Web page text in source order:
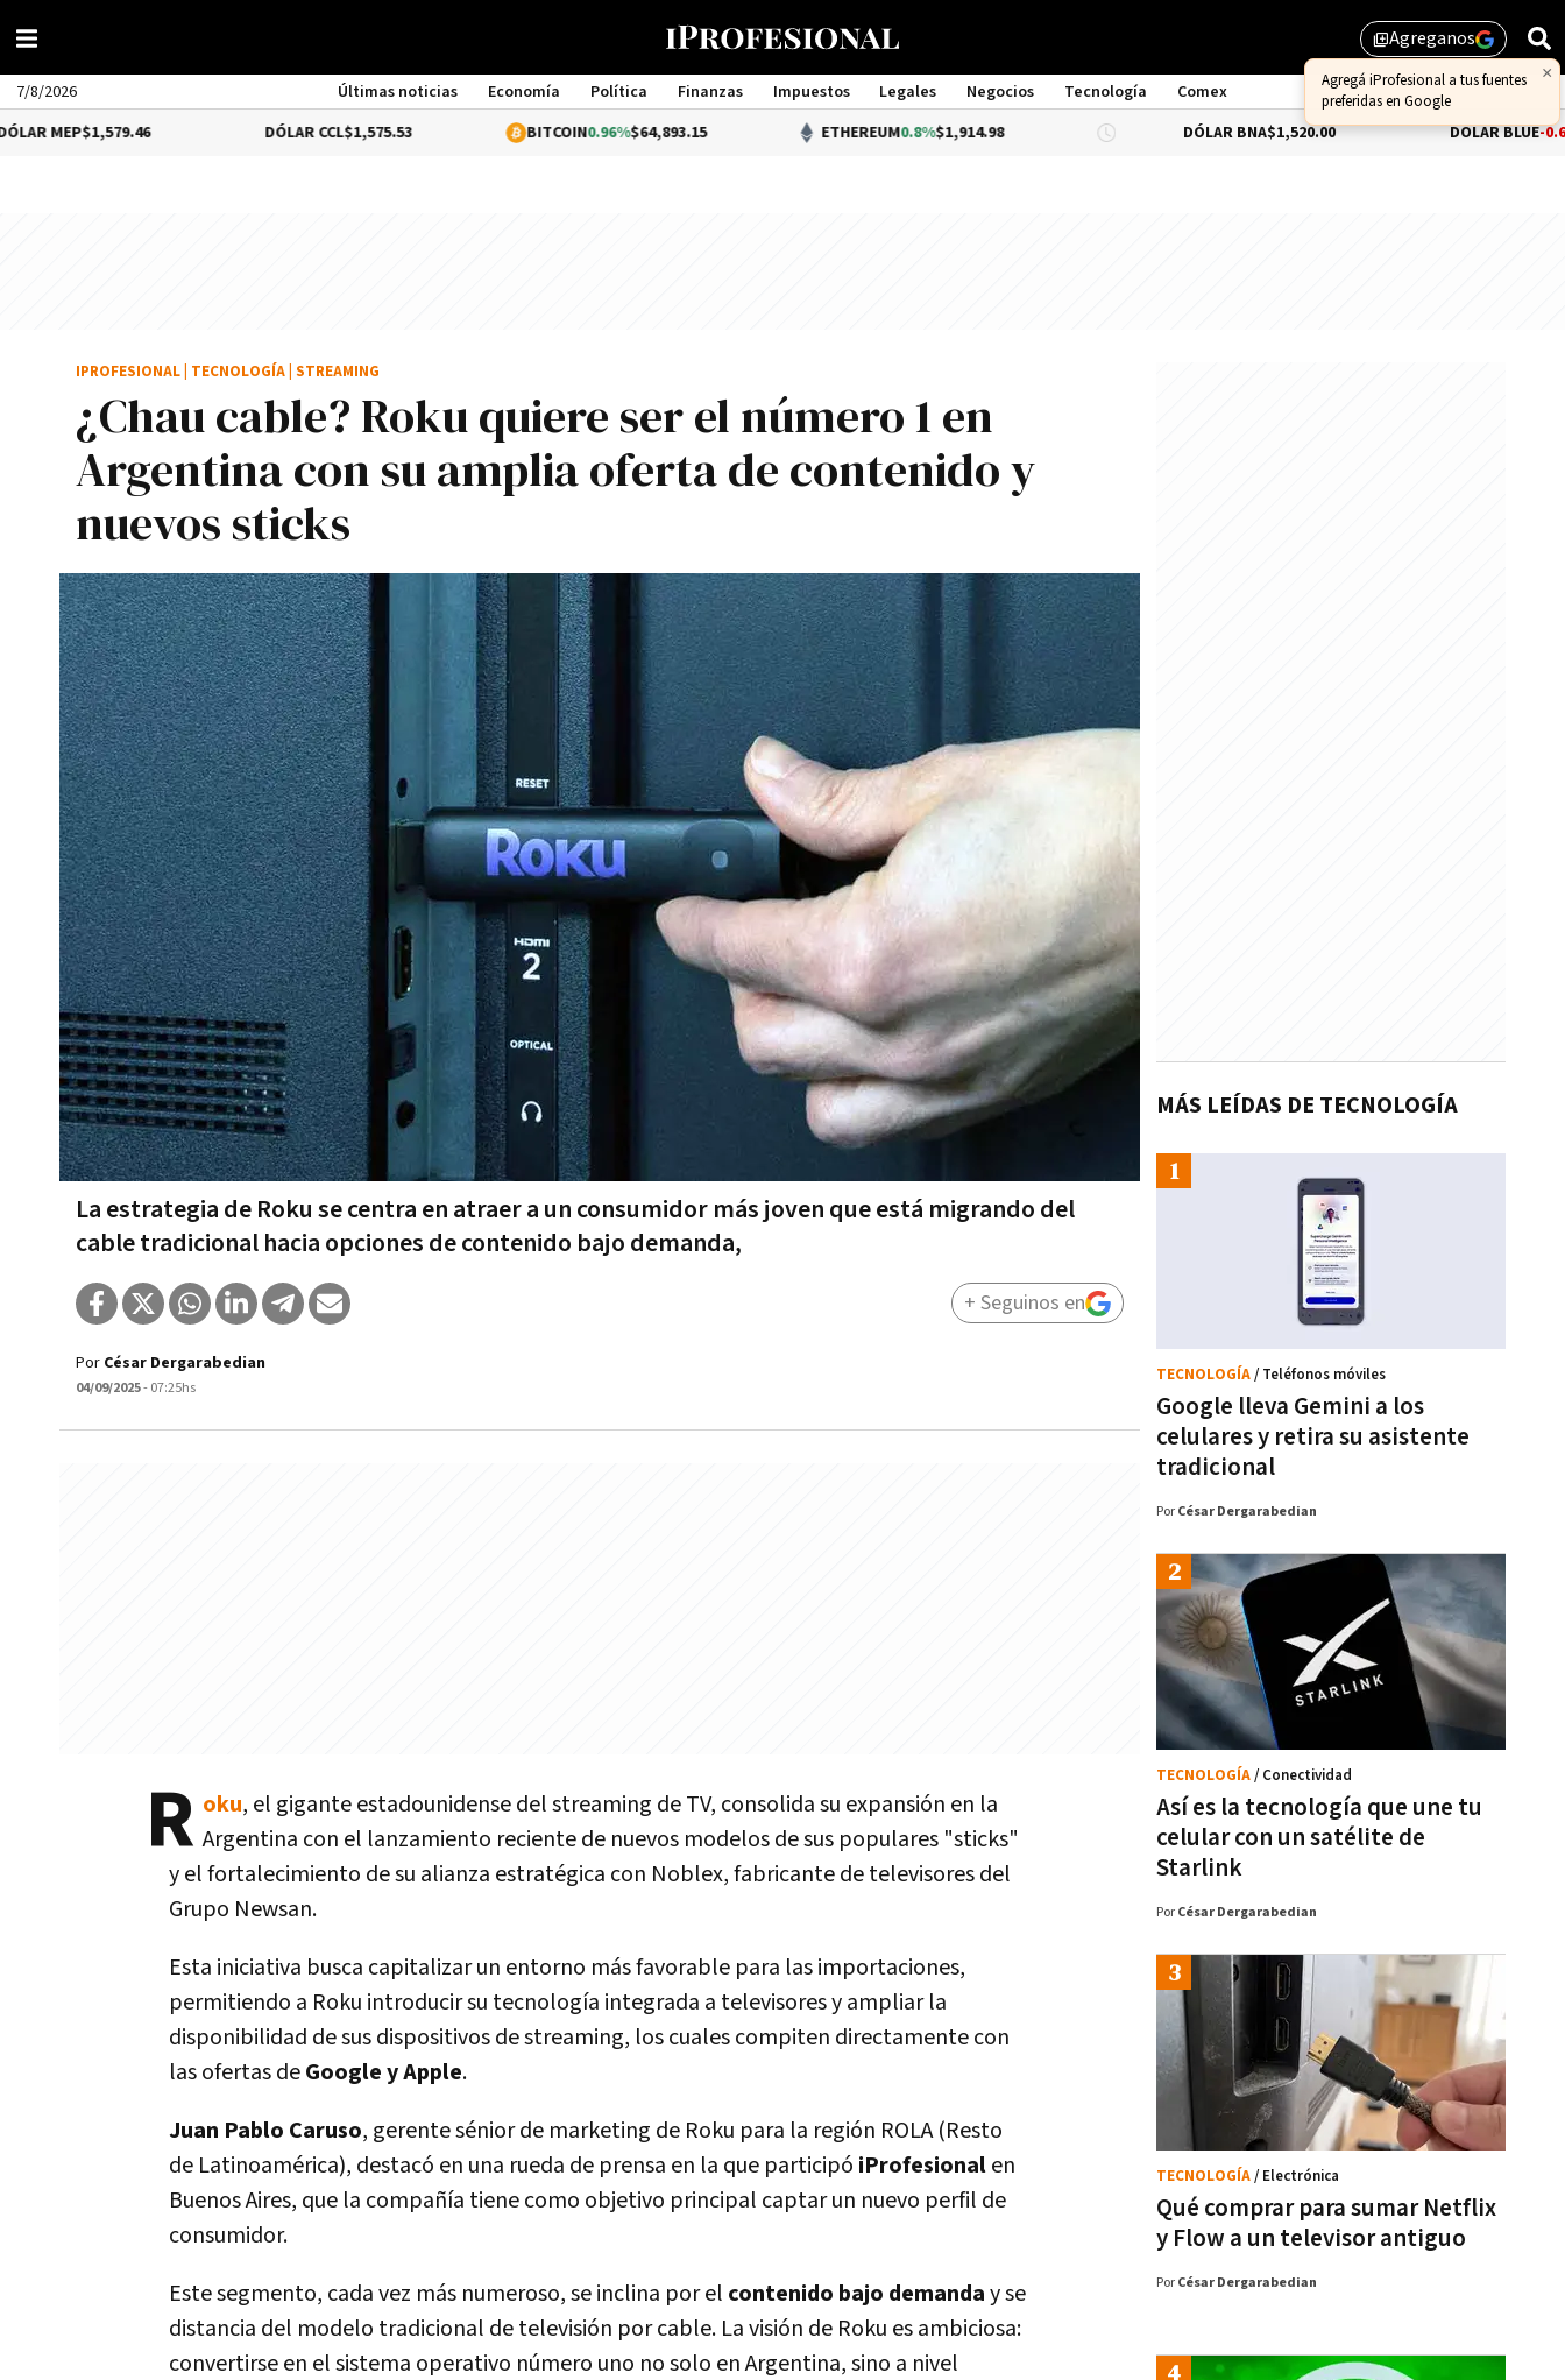
library_addAgreganos
7/8/2026 Últimas noticias Economía Política Finanzas Impuestos Legales Negocios Tecnología
Comex
Management
$1,575.53 0.96%$64,893.15 ETHEREUM0.8%$1,914.98 DÓLAR BNA $1,520.00 DÓLAR BLUE-0.66%$1,530.00
¿Chau cable? Roku quiere ser el número 1 en
Argentina con su amplia oferta de contenido y
nuevos sticks
La estrategia de Roku se centra en atraer a un consumidor más joven que está migrando del
cable tradicional hacia opciones de contenido bajo demanda,
IPROFESIONAL TECNOLOGÍA STREAMING
Por César Dergarabedian
04/09/2025- 07:25hs
+ Seguinos en
R oku, el gigante estadounidense del streaming de TV, consolida su expansión en la
Argentina con el lanzamiento reciente de nuevos modelos de sus populares "sticks"
y el fortalecimiento de su alianza estratégica con Noblex, fabricante de televisores del
Grupo Newsan.
Esta iniciativa busca capitalizar un entorno más favorable para las importaciones,
permitiendo a Roku introducir su tecnología integrada a televisores y ampliar la
disponibilidad de sus dispositivos de streaming, los cuales compiten directamente con
las ofertas deGoogle y Apple.
Juan Pablo Caruso, gerente sénior de marketing de Roku para la región ROLA (Resto
de Latinoamérica), destacó en una rueda de prensa en la que participó iProfesionalen
Buenos Aires, que la compañía tiene como objetivo principal captar un nuevo perfil de
consumidor.
Este segmento, cada vez más numeroso, se inclina por el contenido bajo demanday se
distancia del modelo tradicional de televisión por cable. La visión de Roku es ambiciosa:
convertirse en el sistema operativo número uno no solo en Argentina, sino a nivel
MÁS LEÍDAS DE TECNOLOGÍA
Google lleva Gemini a los
celulares y retira su asistente
tradicional
TECNOLOGÍA/ Teléfonos móviles
Por César Dergarabedian
Así es la tecnología que une tu
celular con un satélite de
Starlink
TECNOLOGÍA/ Conectividad
Por César Dergarabedian
Qué comprar para sumar Netflix
y Flow a un televisor antiguo
TECNOLOGÍA/ Electrónica
Por César Dergarabedian